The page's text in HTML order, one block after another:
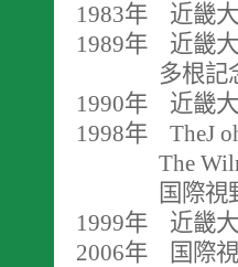
1983年
近畿
1989年
近畿
多根記
1990年
近畿
1998年
TheJ
The
国際視
1999年
近畿
2006年
国際